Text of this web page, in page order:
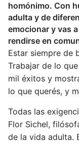
homónimo. Con
adulta y de
emocionar y vas
rendirse en
Estar siempre de
Trabajar de lo
mil éxitos y
lo que querés, y
Todas las
Flor Sichel,
de la vida adulta.